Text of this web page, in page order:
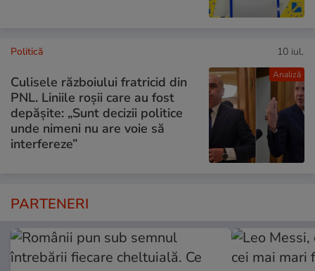
Analiză
Politică 10 iul.
Culisele războiului fratricid din
PNL. Liniile roșii care au fost
depășite: „Sunt decizii politice
unde nimeni nu are voie să
interfereze”
PARTENERI